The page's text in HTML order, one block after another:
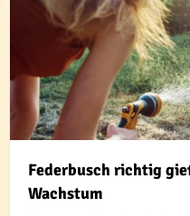
Federbusch richtig
Wachstum